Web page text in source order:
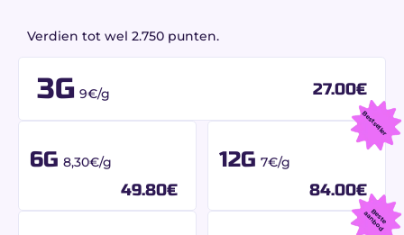
Verdien tot wel 2.750 punten.
3G 9€/g 27.00€
6G 8,30€/g
49.80€
12G 7€/g
84.00€
Bestseller
B
e
s
t
e
a
a
n
b
o
d